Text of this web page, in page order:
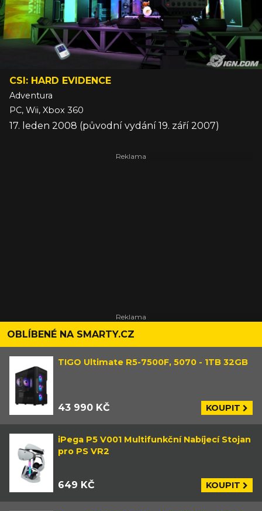
CSI: HARD EVIDENCE
Adventura
PC, Wii, Xbox 360
17. leden 2008 (původní vydání 19. září 2007)
OBLÍBENÉ NA SMARTY.CZ
TIGO Ultimate R5-7500F, 5070 - 1TB 32GB
43 990 KČ KOUPIT
iPega P5 V001 Multifunkční Nabíjecí Stojan
pro PS VR2
649 KČ KOUPIT